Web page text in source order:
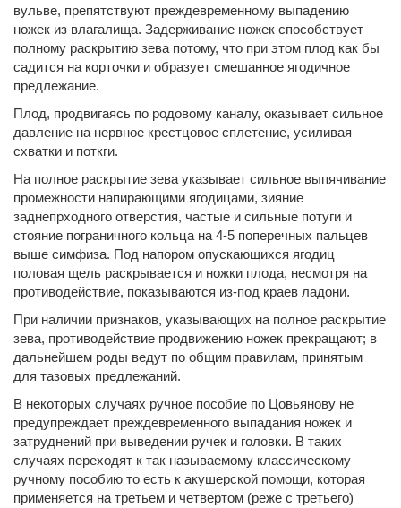
вульве, препятствуют преждевременному выпадению
ножек из влагалища. Задерживание ножек способствует
полному раскрытию зева потому, что при этом плод как бы
садится на корточки и образует смешанное ягодичное
предлежание.
Плод, продвигаясь по родовому каналу, оказывает сильное
давление на нервное крестцовое сплетение, усиливая
схватки и поткги.
На полное раскрытие зева указывает сильное выпячивание
промежности напирающими ягодицами, зияние
заднепрходного отверстия, частые и сильные потуги и
стояние пограничного кольца на 4-5 поперечных пальцев
выше симфиза. Под напором опускающихся ягодиц
половая щель раскрывается и ножки плода, несмотря на
противодействие, показываются из-под краев ладони.
При наличии признаков, указывающих на полное раскрытие
зева, противодействие продвижению ножек прекращают; в
дальнейшем роды ведут по общим правилам, принятым
для тазовых предлежаний.
В некоторых случаях ручное пособие по Цовьянову не
предупреждает преждевременного выпадания ножек и
затруднений при выведении ручек и головки. В таких
случаях переходят к так называемому классическому
ручному пособию то есть к акушерской помощи, которая
применяется на третьем и четвертом (реже с третьего)